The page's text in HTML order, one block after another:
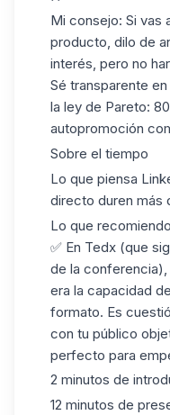
Mi consejo: Si vas
producto, dilo de
interés, pero no
Sé transparente
la ley de Pareto:
autopromoción
Sobre el tiempo
Lo que piensa
directo duren más
Lo que
✅ En Tedx (que
de la conferencia),
era la capacidad
formato. Es
con tu público
perfecto para
2 minutos de
12 minutos de